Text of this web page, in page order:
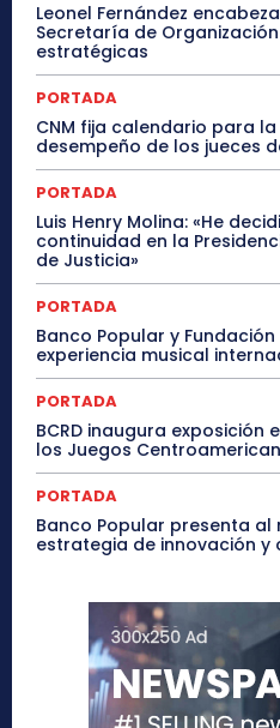
Leonel Fernández
Secretaría de
estratégicas
PORTADA
CNM fija calendario para
desempeño de los jueces
PORTADA
Luis Henry Molina: «He
continuidad en la
de Justicia»
PORTADA
Banco Popular y
experiencia musical
PORTADA
BCRD inaugura
los Juegos
PORTADA
Banco Popular presenta al
estrategia de innovación